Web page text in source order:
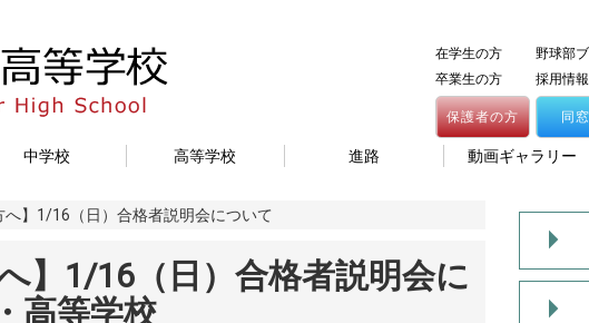
在学生の方 野球部
卒業生の方
採用情報
保護者の方 同
中学校 高等学校 進路 動画ギャラリー
】1/16（日）合格者説明会について
】1/16（日）合格者説明会に
高等学校